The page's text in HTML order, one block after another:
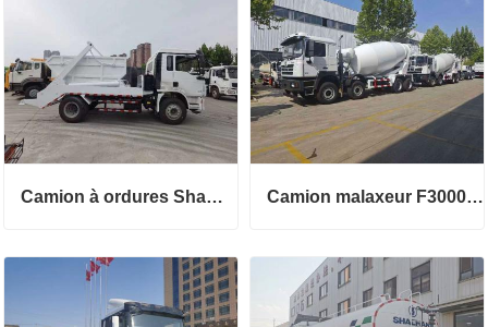
Camion à ordures Shamcn L3000 Camion malaxeur F3000 Euro 3 12 cbm